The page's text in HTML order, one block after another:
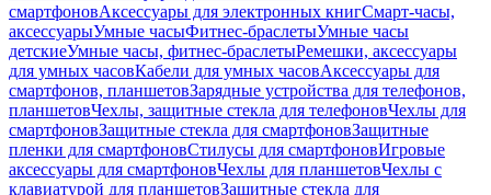
смартфоновАксессуары для электронных книгСмарт-часы,
аксессуарыУмные часыФитнес-браслетыУмные часы
детскиеУмные часы, фитнес-браслетыРемешки, аксессуары
для умных часовКабели для умных часовАксессуары для
смартфонов, планшетовЗарядные устройства для телефонов,
планшетовЧехлы, защитные стекла для телефоновЧехлы для
смартфоновЗащитные стекла для смартфоновЗащитные
пленки для смартфоновСтилусы для смартфоновИгровые
аксессуары для смартфоновЧехлы для планшетовЧехлы с
клавиатурой для планшетовЗащитные стекла для